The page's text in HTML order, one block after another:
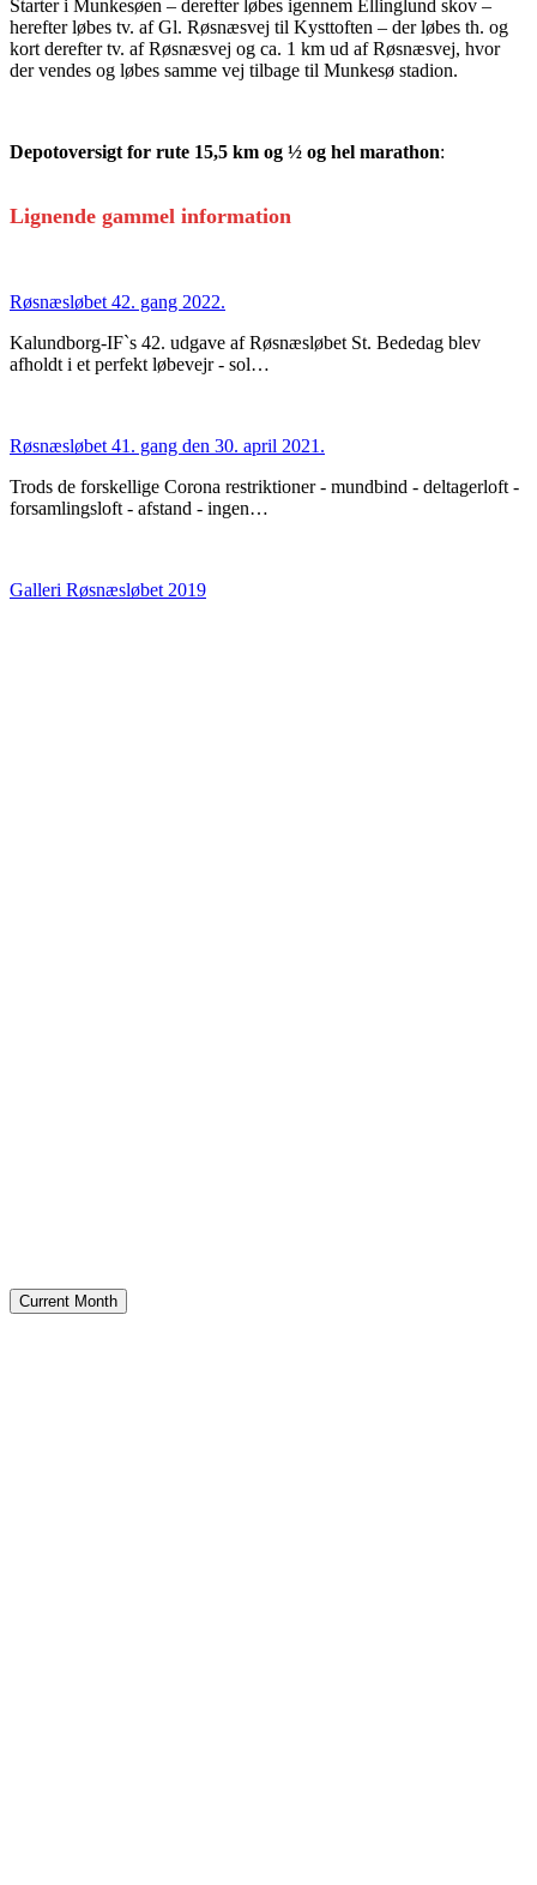
Starter i Munkesøen – derefter løbes igennem Ellinglund skov –
herefter løbes tv. af Gl. Røsnæsvej til Kysttoften – der løbes th. og
kort derefter tv. af Røsnæsvej og ca. 1 km ud af Røsnæsvej, hvor
der vendes og løbes samme vej tilbage til Munkesø stadion.
Depotoversigt for rute 15,5 km og ½ og hel marathon:
Lignende gammel information
Røsnæsløbet 42. gang 2022.
Kalundborg-IF`s 42. udgave af Røsnæsløbet St. Bededag blev
afholdt i et perfekt løbevejr - sol…
Røsnæsløbet 41. gang den 30. april 2021.
Trods de forskellige Corona restriktioner - mundbind - deltagerloft -
forsamlingsloft - afstand - ingen…
Galleri Røsnæsløbet 2019
Current Month